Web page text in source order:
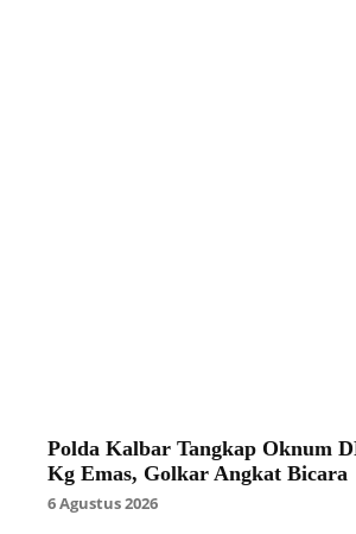
Polda Kalbar Tangkap Oknum
Kg Emas, Golkar Angkat Bicara
6 Agustus 2026